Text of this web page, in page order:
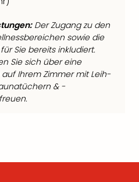
Der Zugang zu den
sowie die
Sie bereits inkludiert.
Sie sich über eine
Ihrem Zimmer mit Leih-
& -